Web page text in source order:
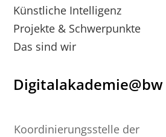
Künstliche Intelligenz
Projekte & Schwerpunkte
Das sind wir
Digitalakademie@bw
Koordinierungsstelle der